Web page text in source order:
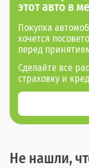
этот авто в
Покупка
хочется
перед
Сделайте все
страховку и
Не нашли,